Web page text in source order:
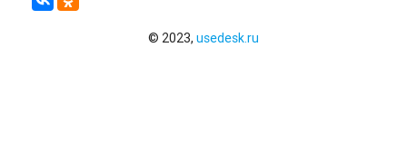
© 2023, usedesk.ru